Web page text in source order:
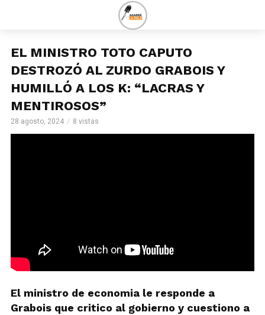
EL MINISTRO TOTO CAPUTO
DESTROZÓ AL ZURDO GRABOIS Y
HUMILLÓ A LOS K: “LACRAS Y
MENTIROSOS”
28 agosto, 2024 8 vistas
El ministro de economia le responde a
Grabois que critico al gobierno y cuestiono a